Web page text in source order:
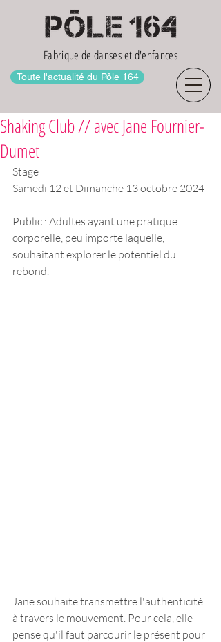
Fabrique de danses et d'enfances
Toute l'actualité du Pôle 164
Shaking Club // avec Jane Fournier-
Dumet
Stage
Samedi 12 et Dimanche 13 octobre 2024
Public : Adultes ayant une pratique
corporelle, peu importe laquelle,
souhaitant explorer le potentiel du
rebond.
Jane souhaite transmettre l'authenticité
à travers le mouvement. Pour cela, elle
pense qu'il faut parcourir le présent pour